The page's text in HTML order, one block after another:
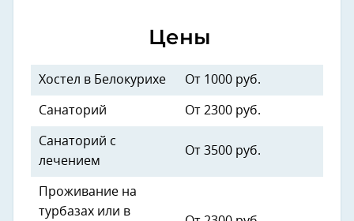
Цены
Хостел в Белокурихе От 1000 руб.
Санаторий От 2300 руб.
Санаторий с
лечением
От 3500 руб.
Проживание на
турбазах или в